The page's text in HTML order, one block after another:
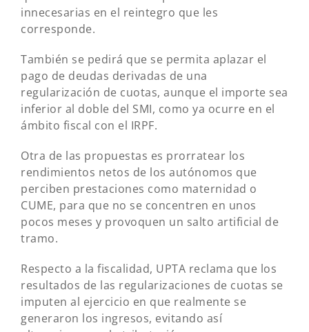
innecesarias en el reintegro que les
corresponde.
También se pedirá que se permita aplazar el
pago de deudas derivadas de una
regularización de cuotas, aunque el importe sea
inferior al doble del SMI, como ya ocurre en el
ámbito fiscal con el IRPF.
Otra de las propuestas es prorratear los
rendimientos netos de los autónomos que
perciben prestaciones como maternidad o
CUME, para que no se concentren en unos
pocos meses y provoquen un salto artificial de
tramo.
Respecto a la fiscalidad, UPTA reclama que los
resultados de las regularizaciones de cuotas se
imputen al ejercicio en que realmente se
generaron los ingresos, evitando así